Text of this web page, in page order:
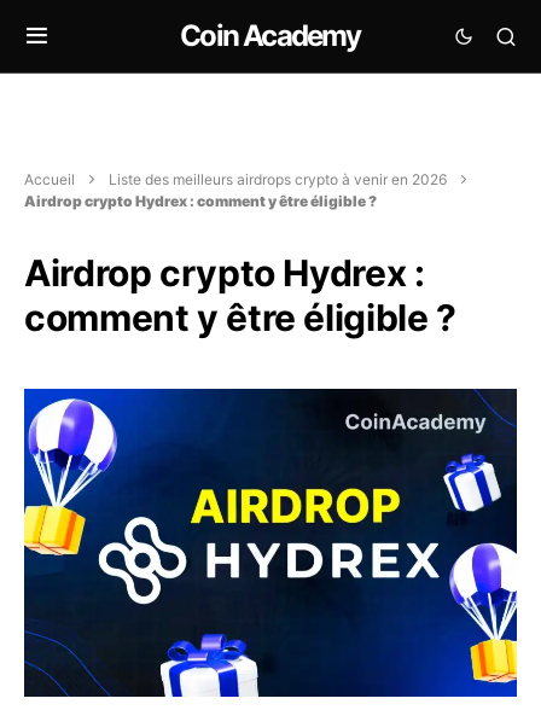
Coin Academy
Accueil
Liste des meilleurs airdrops crypto à venir en 2026
Airdrop crypto Hydrex : comment y être éligible ?
Airdrop crypto Hydrex :
comment y être éligible ?